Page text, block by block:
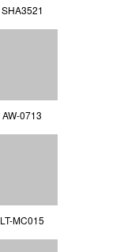
SHA3521
AW-0713
LT-MC015